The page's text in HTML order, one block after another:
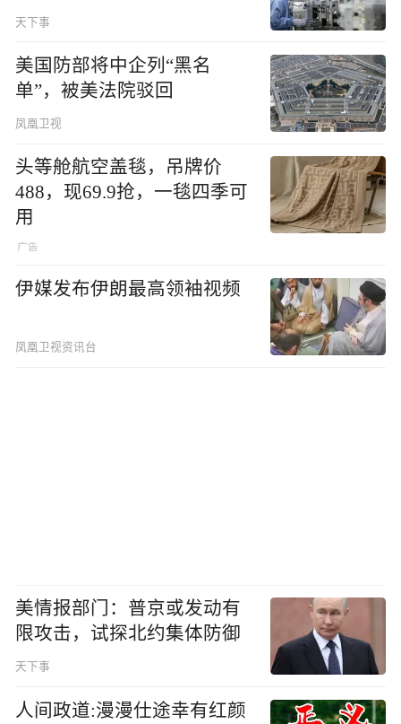
天下事
美国防部将中企列“黑名
单”，被美法院驳回
凤凰卫视
头等舱航空盖毯，吊牌价
488，现69.9抢，一毯四季可
用
伊媒发布伊朗最高领袖视频
凤凰卫视资讯台
美情报部门：普京或发动有
限攻击，试探北约集体防御
天下事
人间政道:漫漫仕途幸有红颜